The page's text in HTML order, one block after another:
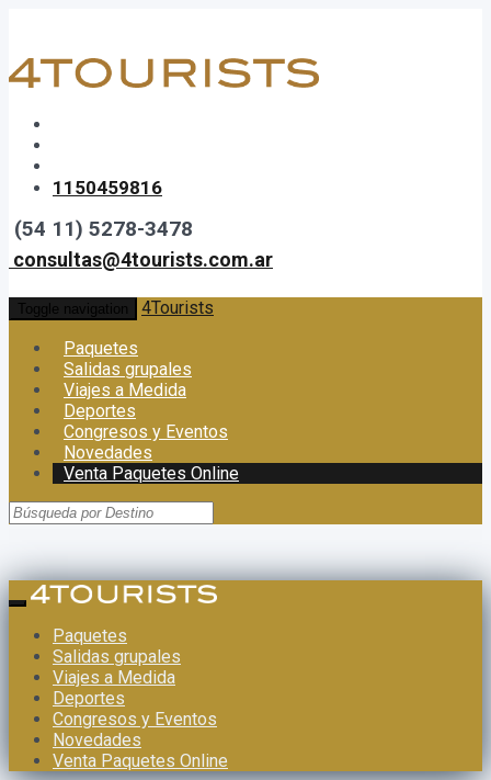
1150459816
(54 11) 5278-3478
consultas@4tourists.com.ar
Toggle navigation
4Tourists
Paquetes
Salidas grupales
Viajes a Medida
Deportes
Congresos y Eventos
Novedades
Venta Paquetes Online
Paquetes
Salidas grupales
Viajes a Medida
Deportes
Congresos y Eventos
Novedades
Venta Paquetes Online